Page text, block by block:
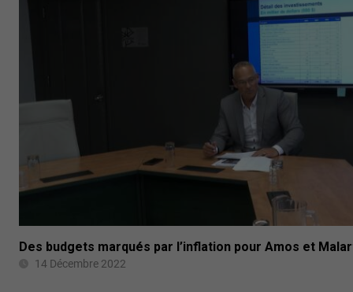
Des budgets marqués par l’inflation pour Amos et
14 Décembre 2022